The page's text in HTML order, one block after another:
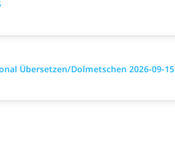
Übersetzen/Dolmetschen 2026-09-15